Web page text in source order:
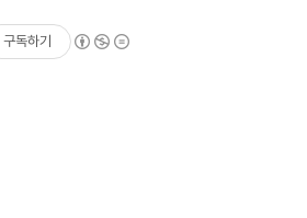
구독하기